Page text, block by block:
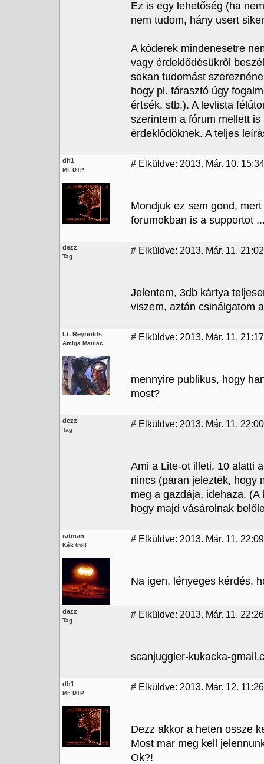
Ez is egy lehetőség (ha
nem tudom, hány usert
A kóderek mindenesetre
vagy érdeklődésükről
sokan tudomást
hogy pl. fárasztó úgy
értsék, stb.). A levlista
szerintem a fórum mellett
érdeklődőknek. A teljes
dh1
Mr. DTP
# Elküldve: 2013. Már. 10. 15:34
Mondjuk ez sem gond,
forumokban is a supportot
dezz
Tag
# Elküldve: 2013. Már. 11. 21:02
Jelentem, 3db kártya
viszem, aztán csinálgatom
Lt. Reynolds
Amiga Maniac
# Elküldve: 2013. Már. 11. 21:17
mennyire publikus, hogy
most?
dezz
Tag
# Elküldve: 2013. Már. 11. 22:00
Ami a Lite-ot illeti, 10 alatti
nincs (páran jelezték, hogy
meg a gazdája, idehaza.
hogy majd vásárolnak
ratman
Kék troll
# Elküldve: 2013. Már. 11. 22:09
Na igen, lényeges kérdés,
dezz
Tag
# Elküldve: 2013. Már. 11. 22:26
scanjuggler-kukacka-
dh1
Mr. DTP
# Elküldve: 2013. Már. 12. 11:26
Dezz akkor a heten ossze
Most mar meg kell
Ok?!